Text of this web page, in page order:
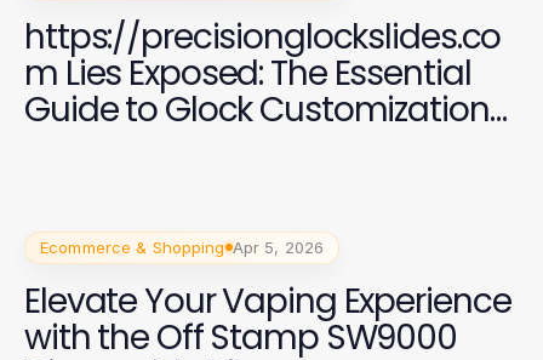
https://precisionglockslides.co
m Lies Exposed: The Essential
Guide to Glock Customization
Ecommerce & Shopping Apr 5, 2026
Elevate Your Vaping Experience
with the Off Stamp SW9000